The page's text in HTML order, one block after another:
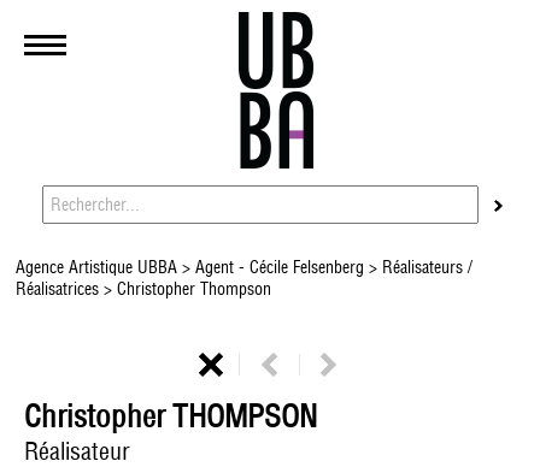
Agence Artistique UBBA>Agent - Cécile Felsenberg > Réalisateurs /
Réalisatrices> Christopher Thompson
Christopher THOMPSON
Réalisateur